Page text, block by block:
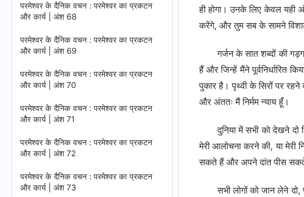
परमेश्वर के दैनिक वचन : परमेश्वर का प्रकटन
और कार्य | अंश 68
परमेश्वर के दैनिक वचन : परमेश्वर का प्रकटन
और कार्य | अंश 69
परमेश्वर के दैनिक वचन : परमेश्वर का प्रकटन
और कार्य | अंश 70
परमेश्वर के दैनिक वचन : परमेश्वर का प्रकटन
और कार्य | अंश 71
परमेश्वर के दैनिक वचन : परमेश्वर का प्रकटन
और कार्य | अंश 72
परमेश्वर के दैनिक वचन : परमेश्वर का प्रकटन
और कार्य | अंश 73
ही होगा। उनके लिए केवल यही
करेंगे, और तुम सब के सामने
गर्जन के सात शब्दों की
हैं और जिन्हें मैंने
पुकार है। पृथ्वी के सिरों पर
और अंततः मैं निर्मम न्याय हूँ।
दुनिया में सभी को देखने
मेरी आलोचना करने की, या मेरी
सकते हैं और अपने दांत पीस सकते
सभी लोगों को जान लेने